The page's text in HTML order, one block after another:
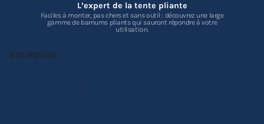
L’expert de la tente pliante
Faciles à monter, pas chers et sans outil : découvrez une large
gamme de barnums pliants qui sauront répondre à votre
utilisation.
Entreprise